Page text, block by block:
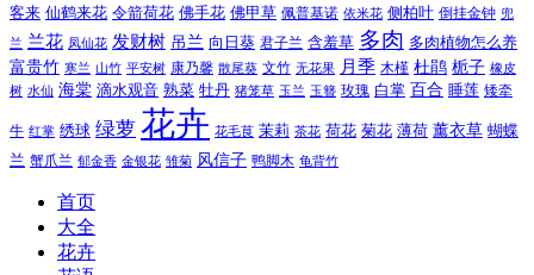
客来 仙鹤来花 令箭荷花 佛手花 佛甲草 佩普基诺 依米花 侧柏叶 倒挂金钟 兜
兰 兰花 凤仙花 发财树 吊兰 向日葵 君子兰 含羞草 多肉 多肉植物怎么养
富贵竹 寒兰 山竹 平安树 康乃馨 散尾葵 文竹 无花果 月季 木槿 杜鹃 栀子 橡皮
树 水仙 海棠 滴水观音 熟菜 牡丹 猪笼草 玉兰 玉簪 玫瑰 白掌 百合 睡莲 矮牵
牛 红掌 绣球 绿萝 花卉 花毛茛 茉莉 茶花 荷花 菊花 薄荷 薰衣草 蝴蝶
兰 蟹爪兰 郁金香 金银花 雏菊 风信子 鸭脚木 龟背竹
首页
大全
花卉